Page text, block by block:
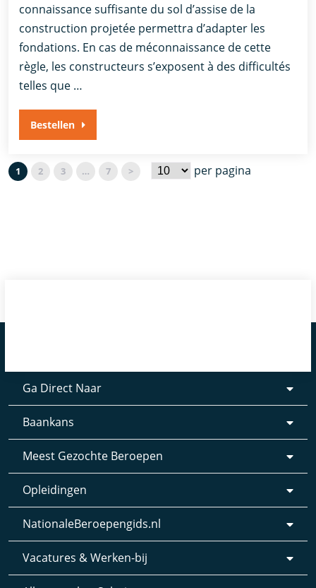
connaissance suffisante du sol d’assise de la
construction projetée permettra d’adapter les
fondations. En cas de méconnaissance de cette
règle, les constructeurs s’exposent à des difficultés
telles que …
Bestellen
1 2 3 … 7 > per pagina
Ga Direct Naar
Baankans
Meest Gezochte Beroepen
Opleidingen
NationaleBeroepengids.nl
Vacatures & Werken-bij